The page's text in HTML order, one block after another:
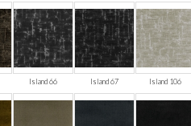
Island 66 Island 67 Island 106